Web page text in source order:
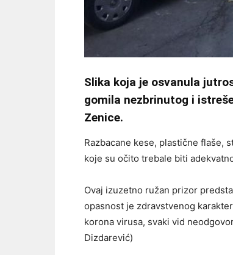
Slika koja je osvanula
gomila nezbrinutog i
Zenice.
Razbacane kese, plastične flaše,
koje su očito trebale biti
Ovaj izuzetno ružan prizor
opasnost je zdravstvenog
korona virusa, svaki vid
Dizdarević)